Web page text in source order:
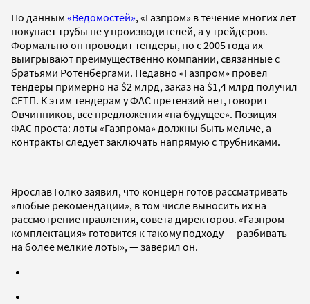
По данным «Ведомостей», «Газпром» в течение многих лет
покупает трубы не у производителей, а у трейдеров.
Формально он проводит тендеры, но с 2005 года их
выигрывают преимущественно компании, связанные с
братьями Ротенбергами. Недавно «Газпром» провел
тендеры примерно на $2 млрд, заказ на $1,4 млрд получил
СЕТП. К этим тендерам у ФАС претензий нет, говорит
Овчинников, все предложения «на будущее». Позиция
ФАС проста: лоты «Газпрома» должны быть мельче, а
контракты следует заключать напрямую с трубниками.
Ярослав Голко заявил, что концерн готов рассматривать
«любые рекомендации», в том числе выносить их на
рассмотрение правления, совета директоров. «Газпром
комплектация» готовится к такому подходу — разбивать
на более мелкие лоты», — заверил он.